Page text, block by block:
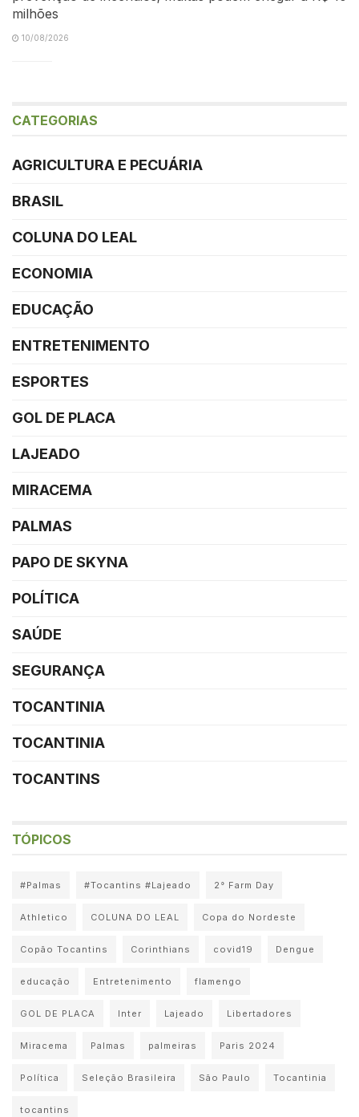
milhões
10/08/2026
CATEGORIAS
AGRICULTURA E PECUÁRIA
BRASIL
COLUNA DO LEAL
ECONOMIA
EDUCAÇÃO
ENTRETENIMENTO
ESPORTES
GOL DE PLACA
LAJEADO
MIRACEMA
PALMAS
PAPO DE SKYNA
POLÍTICA
SAÚDE
SEGURANÇA
TOCANTINIA
TOCANTINIA
TOCANTINS
TÓPICOS
#Palmas #Tocantins #Lajeado 2° Farm Day
Athletico COLUNA DO LEAL Copa do Nordeste
Copão Tocantins Corinthians covid19 Dengue
educação Entretenimento flamengo
GOL DE PLACA Inter Lajeado Libertadores
Miracema Palmas palmeiras Paris 2024
Política Seleção Brasileira São Paulo Tocantinia
tocantins